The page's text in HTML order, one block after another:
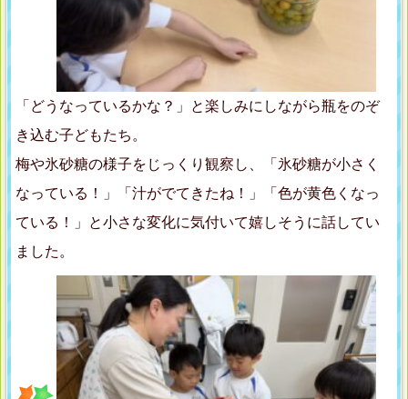
「どうなっているかな？」と楽しみにしながら瓶をのぞ
き込む子どもたち。
梅や氷砂糖の様子をじっくり観察し、「氷砂糖が小さく
なっている！」「汁がでてきたね！」「色が黄色くなっ
ている！」と小さな変化に気付いて嬉しそうに話してい
ました。